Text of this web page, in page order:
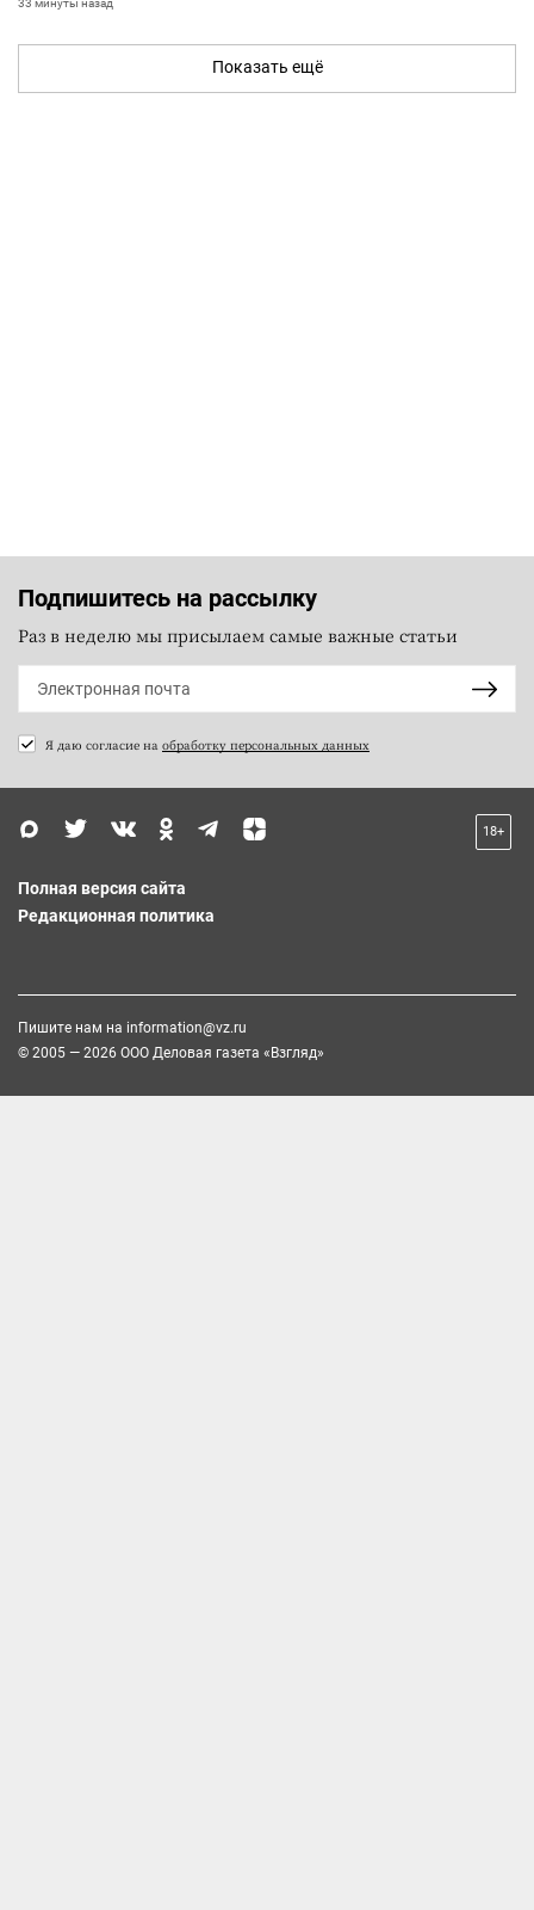
Показать ещё
Подпишитесь на рассылку
Раз в неделю мы присылаем самые важные статьи
Я даю согласие на обработку персональных данных
18+
Полная версия сайта
Редакционная политика
Пишите нам на information@vz.ru
© 2005 — 2026 ООО Деловая газета «Взгляд»